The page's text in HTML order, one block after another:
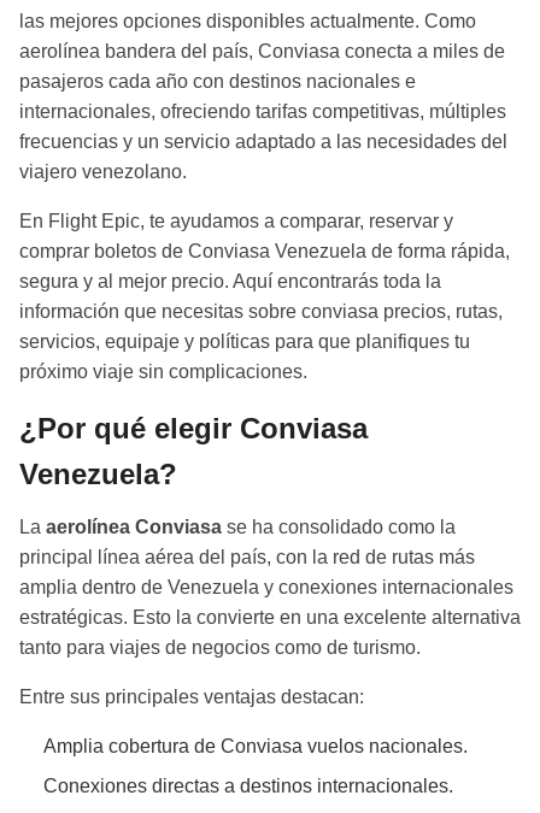
las mejores opciones disponibles actualmente. Como
aerolínea bandera del país, Conviasa conecta a miles de
pasajeros cada año con destinos nacionales e
internacionales, ofreciendo tarifas competitivas, múltiples
frecuencias y un servicio adaptado a las necesidades del
viajero venezolano.
En Flight Epic, te ayudamos a comparar, reservar y
comprar boletos de Conviasa Venezuela de forma rápida,
segura y al mejor precio. Aquí encontrarás toda la
información que necesitas sobre conviasa precios, rutas,
servicios, equipaje y políticas para que planifiques tu
próximo viaje sin complicaciones.
¿Por qué elegir Conviasa
Venezuela?
La aerolínea Conviasa se ha consolidado como la
principal línea aérea del país, con la red de rutas más
amplia dentro de Venezuela y conexiones internacionales
estratégicas. Esto la convierte en una excelente alternativa
tanto para viajes de negocios como de turismo.
Entre sus principales ventajas destacan:
Amplia cobertura de Conviasa vuelos nacionales.
Conexiones directas a destinos internacionales.